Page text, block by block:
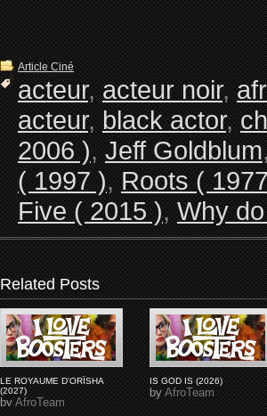
Article Ciné
acteur,acteur noir,
acteur,black actor,
2006 ),Jeff Goldblum
( 1997 ),Roots (
Five ( 2015 ),Why
Related Posts
LE ROYAUME D'ORÏSHA
(2027)
byAfroTeam
IS GOD IS (2026)
byAfroTeam